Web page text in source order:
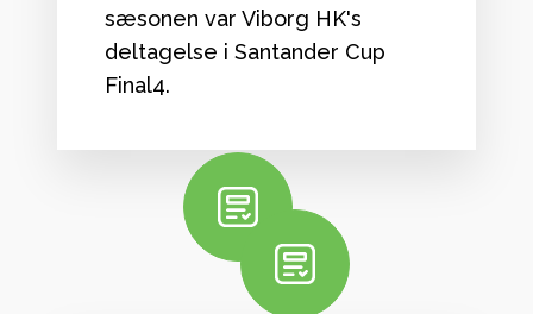
sæsonen var Viborg HK's
deltagelse i Santander Cup
Final4.